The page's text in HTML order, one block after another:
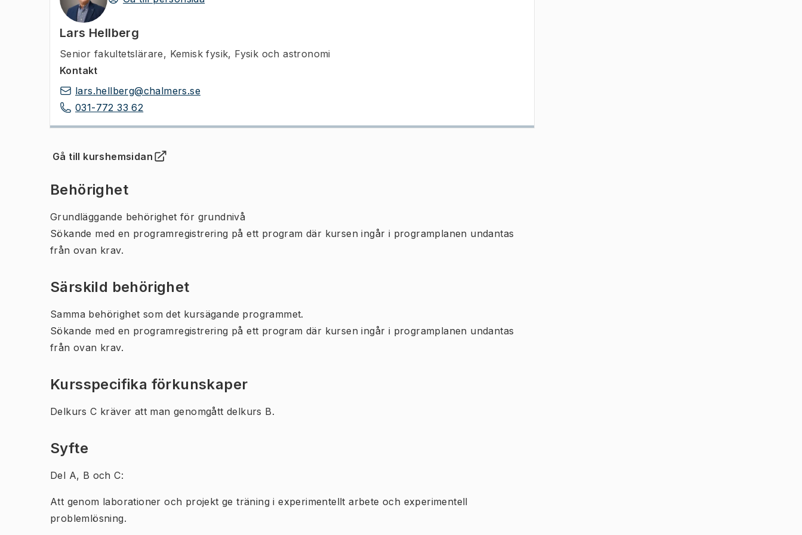
Lars Hellberg
Senior fakultetslärare, Kemisk fysik, Fysik och astronomi
Kontakt
lars.hellberg@chalmers.se
031-772 33 62
Gå till kurshemsidan
(Öppnas i ny flik)
Behörighet
Grundläggande behörighet för grundnivå
Sökande med en programregistrering på ett program där kursen ingår i programplanen undantas
från ovan krav.
Särskild behörighet
Samma behörighet som det kursägande programmet.
Sökande med en programregistrering på ett program där kursen ingår i programplanen undantas
från ovan krav.
Kursspecifika förkunskaper
Delkurs C kräver att man genomgått delkurs B.
Syfte
Del A, B och C:
Att genom laborationer och projekt ge träning i experimentellt arbete och experimentell
problemlösning.